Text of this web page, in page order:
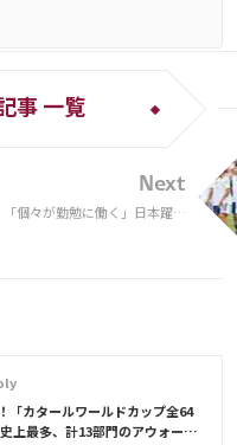
事 一覧
Next
「個々が勤勉に働く」日本躍進
「カタールワールドカップ全64
上最多、計13部門のアウォード